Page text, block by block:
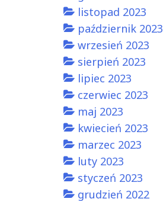
listopad 2023
październik 2023
wrzesień 2023
sierpień 2023
lipiec 2023
czerwiec 2023
maj 2023
kwiecień 2023
marzec 2023
luty 2023
styczeń 2023
grudzień 2022